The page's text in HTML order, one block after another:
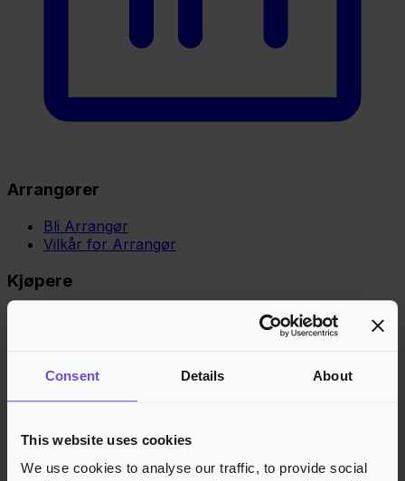
Consent Details About
This website uses cookies
We use cookies to analyse our traffic, to provide social
Arrangører
Bli Arrangør
Vilkår for Arrangør
Kjøpere
Gavekortsaldo
Kundestøtte
Kundestøtte
Kunnskapsbase